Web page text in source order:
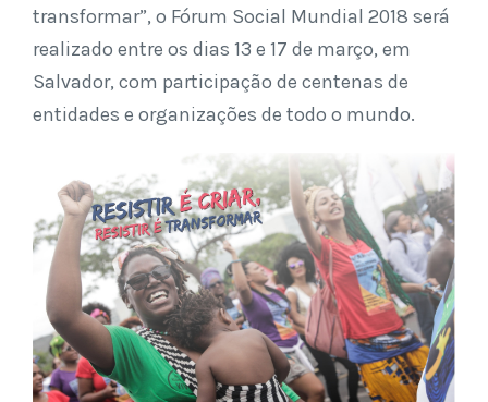
transformar”, o Fórum Social Mundial 2018 será
realizado entre os dias 13 e 17 de março, em
Salvador, com participação de centenas de
entidades e organizações de todo o mundo.